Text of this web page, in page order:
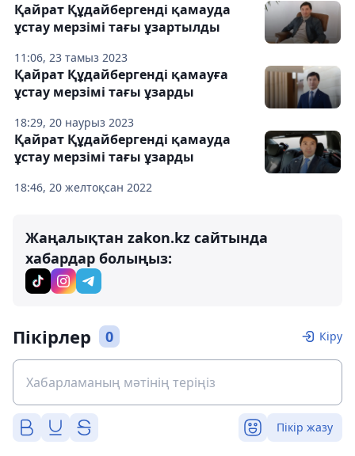
11:06, 23 тамыз 2023
Қайрат Құдайбергенді қамауда
ұстау мерзімі тағы ұзартылды
18:29, 20 наурыз 2023
Қайрат Құдайбергенді қамауға
ұстау мерзімі тағы ұзарды
18:46, 20 желтоқсан 2022
Қайрат Құдайбергенді қамауда
ұстау мерзімі тағы ұзарды
Жаңалықтан zakon.kz сайтында
хабардар болыңыз:
Пікірлер 0 Кіру
Пікір жазу